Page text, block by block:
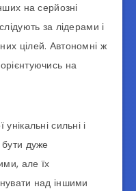
на серйозні
за лідерами і
цілей. Автономні ж
на
сильні і
дуже
але їх
над іншими